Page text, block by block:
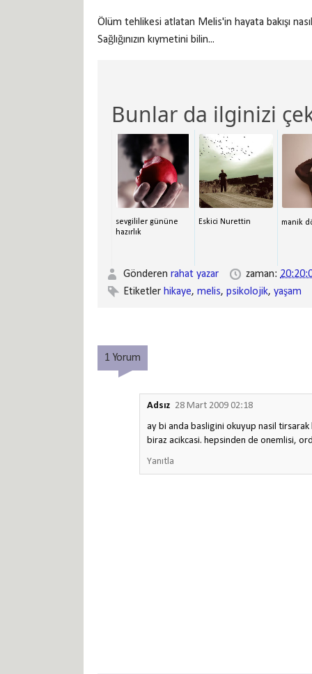
Ölüm tehlikesi atlatan Melis'in hayata bakışı
Sağlığınızın kıymetini bilin...
Bunlar da ilginizi
sevgililer gününe
hazırlık
Eskici Nurettin manik
Gönderen rahat yazar zaman:
Etiketler hikaye, melis, psikolojik, yaşam
1 Yorum
Adsız 28 Mart 2009 02:18
ay bi anda basligini okuyup nasil
biraz acikcasi. hepsinden de onemlisi,
Yanıtla